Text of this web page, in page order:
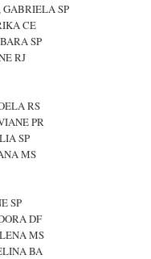
GABRIELA SP
CE
SP
RJ
RS
PR
SP
MS
SP
DF
MS
BA